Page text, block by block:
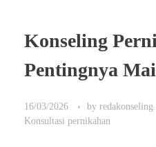
Konseling
Pentingnya
16/03/2026 by redakonseling
Konsultasi pernikahan